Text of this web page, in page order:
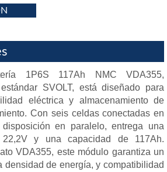
1P6S 117Ah NMC VDA355,
SVOLT, está diseñado para
eléctrica y almacenamiento de
Con seis celdas conectadas en
en paralelo, entrega una
y una capacidad de 117Ah.
VDA355, este módulo garantiza un
densidad de energía, y compatibilidad